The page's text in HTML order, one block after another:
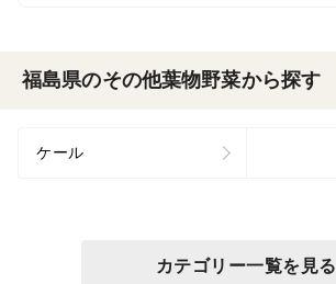
福島県のその他葉物野菜から探す
ケール
カテゴリー一覧を見る